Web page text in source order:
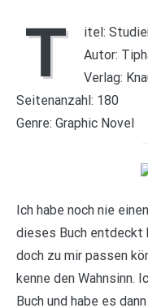
T
itel:
Autor:
Verlag:
Seitenanzahl: 180
Genre: Graphic Novel
Ich habe noch nie
dieses Buch entdeckt
doch zu mir passen
kenne den Wahnsinn.
Buch und habe es